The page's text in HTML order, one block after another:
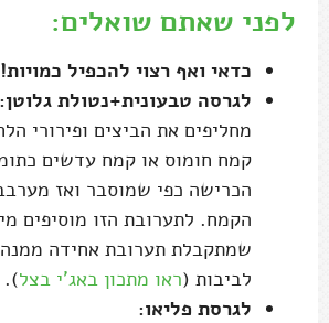
לפני שאתם שואלים:
כדאי ואף רצוי להכפיל כמויות!
לגרסה טבעונית+נטולת גלוטן:
קמח חומוס או קמח עדשים
הכרישה כפי שמוסבר ואז
הקמח. לתערובת הזו מוסיפים
שמתקבלת תערובת אחידה ממנה
לביבות (ראו מתכון באג'י בצל).
לגרסת פליאו: